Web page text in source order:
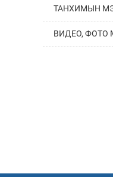
ТАНХИМЫН
ВИДЕО, ФОТО